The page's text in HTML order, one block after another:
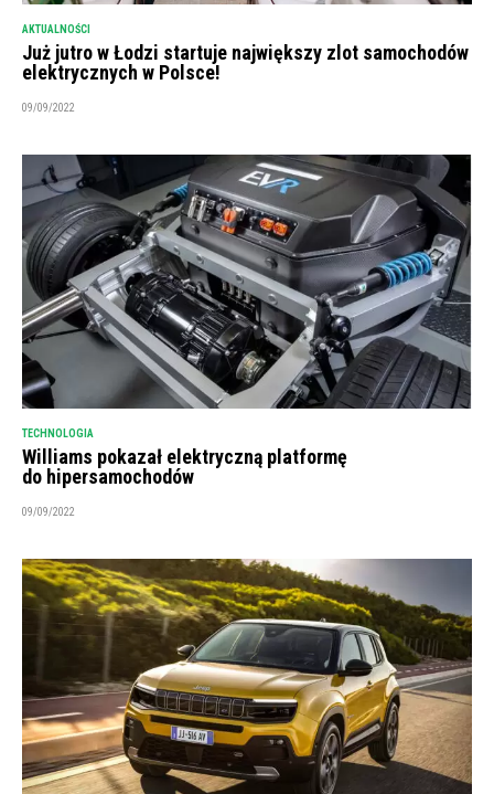
AKTUALNOŚCI
Już jutro w Łodzi startuje największy zlot samochodów
elektrycznych w Polsce!
09/09/2022
TECHNOLOGIA
Williams pokazał elektryczną platformę
do hipersamochodów
09/09/2022